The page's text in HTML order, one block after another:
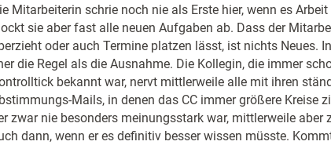
Mitarbeiterin schrie noch nie als Erste hier, wenn es
sie aber fast alle neuen Aufgaben ab. Dass der
oder auch Termine platzen lässt, ist nichts Neues.
die Regel als die Ausnahme. Die Kollegin, die immer
bekannt war, nervt mittlerweile alle mit ihren
Mails, in denen das CC immer größere Kreise
zwar nie besonders meinungsstark war, mittlerweile aber
dann, wenn er es definitiv besser wissen müsste.